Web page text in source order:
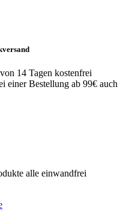
14 Tagen kostenfrei
einer Bestellung ab 99€ auch
alle einwandfrei